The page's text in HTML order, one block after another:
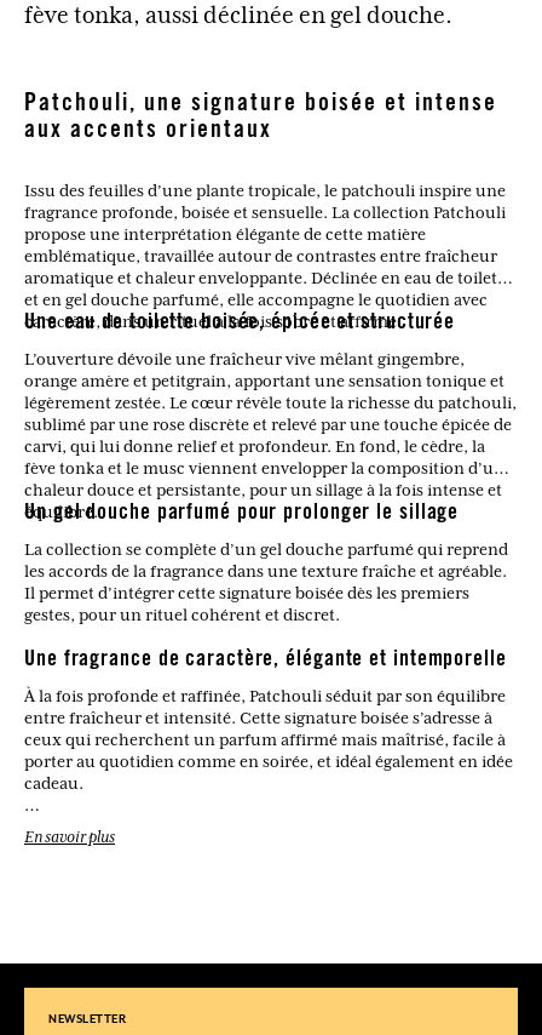
fève tonka, aussi déclinée en gel douche.
Patchouli, une signature boisée et intense
aux accents orientaux
Issu des feuilles d’une plante tropicale, le patchouli inspire une
fragrance profonde, boisée et sensuelle. La collection Patchouli
propose une interprétation élégante de cette matière
emblématique, travaillée autour de contrastes entre fraîcheur
aromatique et chaleur enveloppante. Déclinée en eau de toilette
et en gel douche parfumé, elle accompagne le quotidien avec
caractère, dans un rituel à la fois sobre et affirmé.
Une eau de toilette boisée, épicée et structurée
L’ouverture dévoile une fraîcheur vive mêlant gingembre,
orange amère et petitgrain, apportant une sensation tonique et
légèrement zestée. Le cœur révèle toute la richesse du patchouli,
sublimé par une rose discrète et relevé par une touche épicée de
carvi, qui lui donne relief et profondeur. En fond, le cèdre, la
fève tonka et le musc viennent envelopper la composition d’une
chaleur douce et persistante, pour un sillage à la fois intense et
équilibré.
Un gel douche parfumé pour prolonger le sillage
La collection se complète d’un gel douche parfumé qui reprend
les accords de la fragrance dans une texture fraîche et agréable.
Il permet d’intégrer cette signature boisée dès les premiers
gestes, pour un rituel cohérent et discret.
Une fragrance de caractère, élégante et intemporelle
À la fois profonde et raffinée, Patchouli séduit par son équilibre
entre fraîcheur et intensité. Cette signature boisée s’adresse à
ceux qui recherchent un parfum affirmé mais maîtrisé, facile à
porter au quotidien comme en soirée, et idéal également en idée
cadeau.
Quels produits composent la collection Patchouli ?
À quel moment porter Patchouli ?
En savoir plus
NEWSLETTER